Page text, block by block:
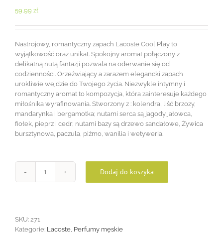
59,99 zł
Nastrojowy, romantyczny zapach Lacoste Cool Play to
wyjątkowość oraz unikat. Spokojny aromat połączony z
delikatną nutą fantazji pozwala na oderwanie się od
codzienności. Orzeźwiający a zarazem elegancki zapach
urokliwie wejdzie do Twojego życia. Niezwykle intymny i
romantyczny aromat to kompozycja, która zainteresuje każdego
miłośnika wyrafinowania. Stworzony z : kolendra, liść brzozy,
mandarynka i bergamotka; nutami serca są jagody jałowca,
fiołek, pieprz i cedr; nutami bazy są drzewo sandałowe, Żywica
bursztynowa, paczula, piżmo, wanilia i wetyweria.
ilość
Dodaj do koszyka
SKU: 271
Kategorie: Lacoste, Perfumy męskie